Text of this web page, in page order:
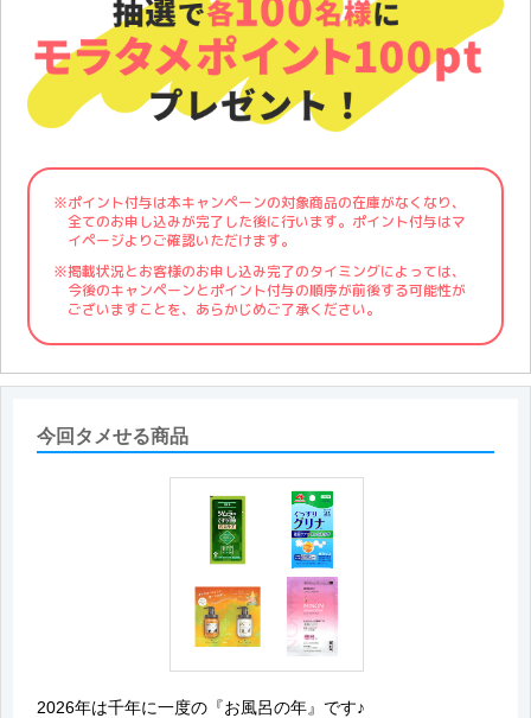
※ポイント付与は本キャンペーンの対象商品の在庫がなくなり、
全てのお申し込みが完了した後に行います。ポイント付与はマ
イページよりご確認いただけます。
※掲載状況とお客様のお申し込み完了のタイミングによっては、
今後のキャンペーンとポイント付与の順序が前後する可能性が
ございますことを、あらかじめご了承ください。
今回タメせる商品
2026年は千年に一度の『お風呂の年』です♪